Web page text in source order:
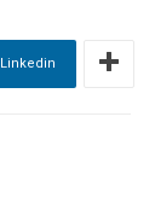
Linkedin